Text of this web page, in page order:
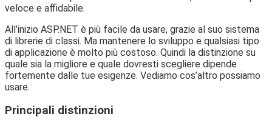
veloce e affidabile.
All’inizio ASP.NET è più facile da usare, grazie al suo sistema
di librerie di classi. Ma mantenere lo sviluppo e qualsiasi tipo
di applicazione è molto più costoso. Quindi la distinzione su
quale sia la migliore e quale dovresti scegliere dipende
fortemente dalle tue esigenze. Vediamo cos’altro possiamo
usare.
Principali distinzioni